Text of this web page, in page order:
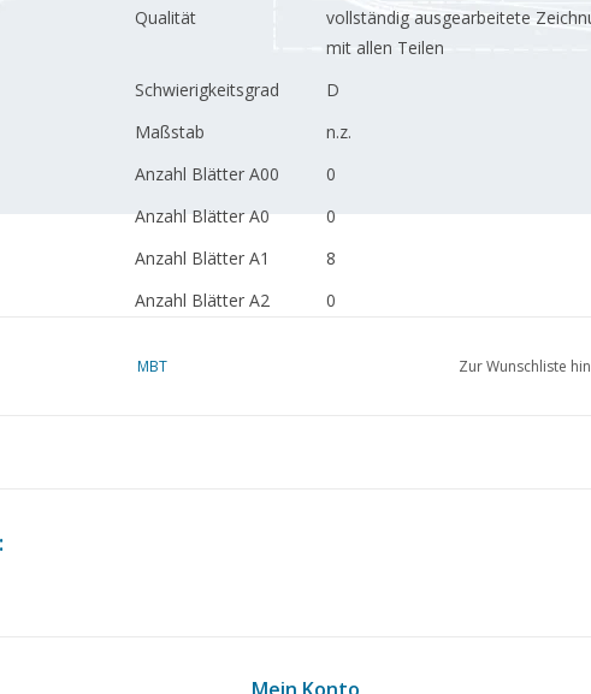
Qualität
vollständig ausgearbeitete
mit allen Teilen
Schwierigkeitsgrad
D
Maßstab
n.z.
Anzahl Blätter A00
0
Anzahl Blätter A0
0
Anzahl Blätter A1
8
Anzahl Blätter A2
0
MBT Zur Wunschliste